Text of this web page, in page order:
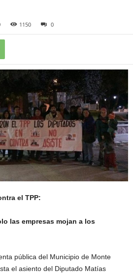
1150 0
el TPP:
las empresas mojan a los
pública del Municipio de Monte
el asiento del Diputado Matías